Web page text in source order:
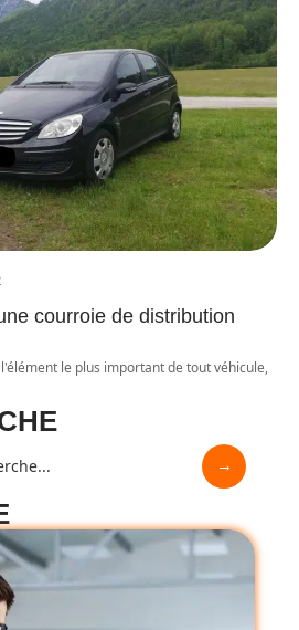
courroie de distribution
le plus important de tout véhicule,